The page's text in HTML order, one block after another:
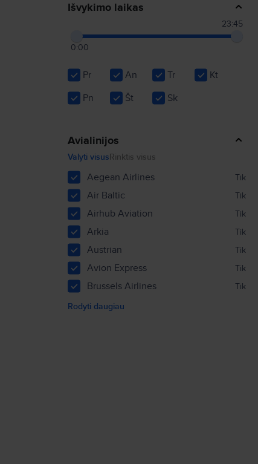
Išvykimo laikas
0:00
23:45
Pr An Tr
Kt
Pn
Št Sk
Avialinijos
Valyti visusRinktis visus
Aegean Airlines Tik
Air Baltic Tik
Airhub Aviation Tik
Arkia Tik
Austrian Tik
Avion Express Tik
Brussels Airlines
Tik
Rodyti daugiau